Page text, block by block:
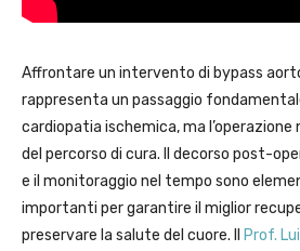
Affrontare un intervento di bypass
rappresenta un passaggio
cardiopatia ischemica, ma l’operazione
del percorso di cura. Il decorso post-
e il monitoraggio nel tempo sono
importanti per garantire il miglior
preservare la salute del cuore. Il
Prof.